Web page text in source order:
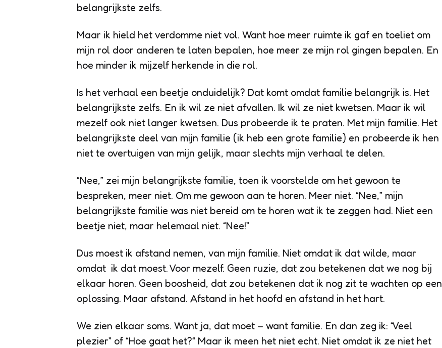
belangrijkste zelfs.
Maar ik hield het verdomme niet vol. Want hoe meer ruimte ik gaf en toeliet om
mijn rol door anderen te laten bepalen, hoe meer ze mijn rol gingen bepalen. En
hoe minder ik mijzelf herkende in die rol.
Is het verhaal een beetje onduidelijk? Dat komt omdat familie belangrijk is. Het
belangrijkste zelfs. En ik wil ze niet afvallen. Ik wil ze niet kwetsen. Maar ik wil
mezelf ook niet langer kwetsen. Dus probeerde ik te praten. Met mijn familie. Het
belangrijkste deel van mijn familie (ik heb een grote familie) en probeerde ik hen
niet te overtuigen van mijn gelijk, maar slechts mijn verhaal te delen.
“Nee,” zei mijn belangrijkste familie, toen ik voorstelde om het gewoon te
bespreken, meer niet. Om me gewoon aan te horen. Meer niet. “Nee,” mijn
belangrijkste familie was niet bereid om te horen wat ik te zeggen had. Niet een
beetje niet, maar helemaal niet. “Nee!”
Dus moest ik afstand nemen, van mijn familie. Niet omdat ik dat wilde, maar
omdat ik dat moest. Voor mezelf. Geen ruzie, dat zou betekenen dat we nog bij
elkaar horen. Geen boosheid, dat zou betekenen dat ik nog zit te wachten op een
oplossing. Maar afstand. Afstand in het hoofd en afstand in het hart.
We zien elkaar soms. Want ja, dat moet – want familie. En dan zeg ik: “Veel
plezier” of “Hoe gaat het?“ Maar ik meen het niet echt. Niet omdat ik ze niet het